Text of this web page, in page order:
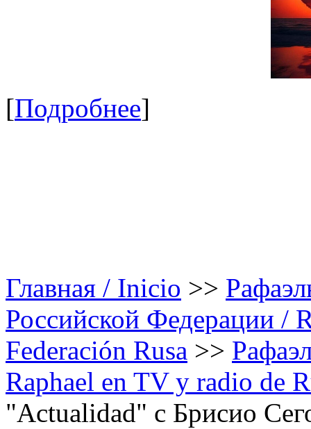
[Подробнее]
Главная / Inicio >>
Российской Федерации /
Federación Rusa >>
Raphael en TV y radio de
"Actualidad" с Брисио